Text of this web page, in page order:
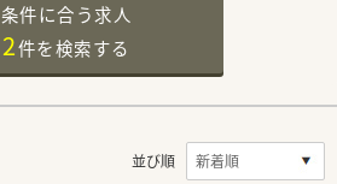
条件に合う求人
2件を検索する
並び順